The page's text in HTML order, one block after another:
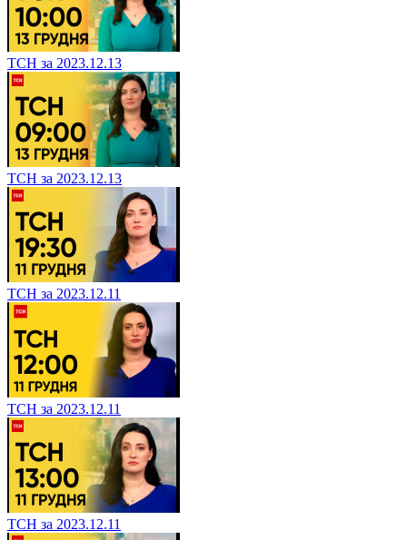
ТСН за 2023.12.13
ТСН за 2023.12.13
ТСН за 2023.12.11
ТСН за 2023.12.11
ТСН за 2023.12.11